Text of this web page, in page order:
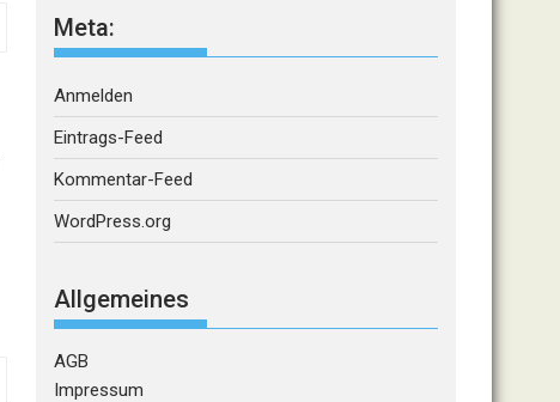
Meta:
Anmelden
Eintrags-Feed
Kommentar-Feed
WordPress.org
Allgemeines
AGB
Impressum